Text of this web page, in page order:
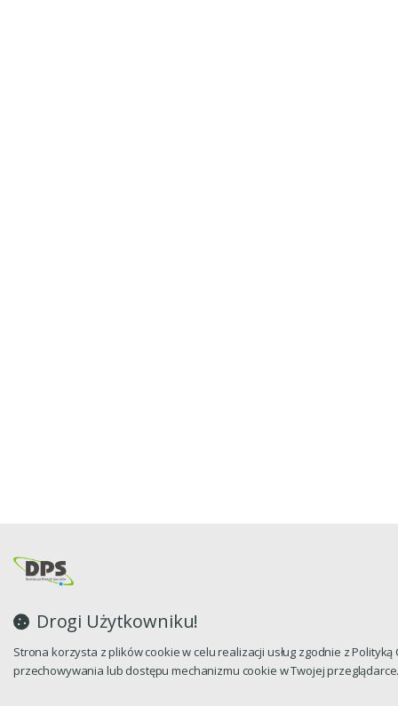
Drogi Użytkowniku!
Strona korzysta z plików cookie w celu realizacji usług zgodnie z
przechowywania lub dostępu mechanizmu cookie w Twojej